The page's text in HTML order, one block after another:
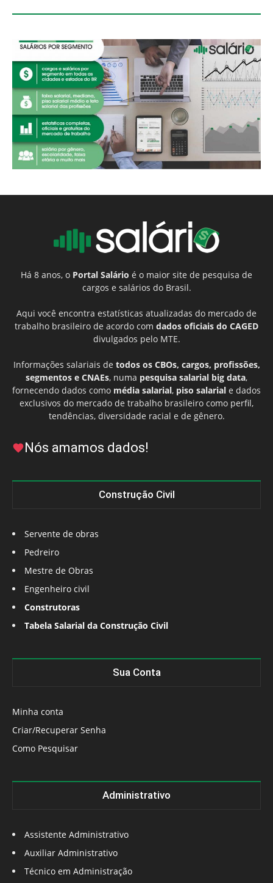
Há 8 anos, o Portal Salário é o maior site de pesquisa de
cargos e salários do Brasil.
Aqui você encontra estatísticas atualizadas do mercado de
trabalho brasileiro de acordo com dados oficiais do CAGED
divulgados pelo MTE.
Informações salariais de todos os CBOs, cargos, profissões,
segmentos e CNAEs, numa pesquisa salarial big data,
fornecendo dados como média salarial, piso salarial e dados
exclusivos do mercado de trabalho brasileiro como perfil,
tendências, diversidade racial e de gênero.
Nós amamos dados!
Construção Civil
Servente de obras
Pedreiro
Mestre de Obras
Engenheiro civil
Construtoras
Tabela Salarial da Construção Civil
Sua Conta
Minha conta
Criar/Recuperar Senha
Como Pesquisar
Administrativo
Assistente Administrativo
Auxiliar Administrativo
Técnico em Administração